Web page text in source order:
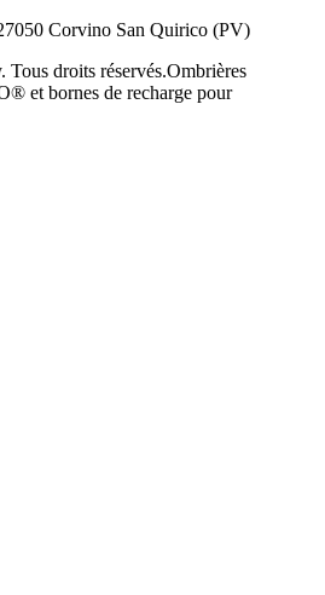
Corvino San Quirico (PV)
droits réservés.Ombrières
et bornes de recharge pour